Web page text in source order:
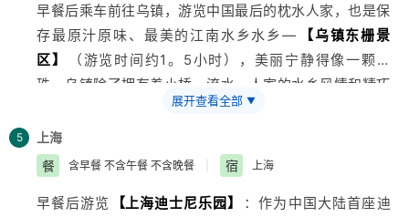
鱼”含红鱼池、孔雀园、御碑等景点。
早餐后乘车前往乌镇，游览中国最后的枕水人家，也是保
存最原汁原味、最美的江南水乡水乡—
【乌镇东栅景
区】
（游览时间约1。5小时），美丽宁静得像一颗珍
珠，乌镇除了拥有着小桥、流水、人家的水乡风情和精巧
雅致的民居建筑之外，更多地飘逸着一股浓郁的历史和文
化气息，可参观酿酒坊、蓝印花布坊、矛盾故居、江南百
床馆、励志书院等景点。参观AAA级 旅游
绣天地蚕桑博览园（约1.5小时），乘车赴国际化大都市
——上海(车程约1.5小时)。赠送游览中国十大影视基地之
展开查看全部 ▼
5
上海
餐
含早餐 不含午餐 不含晚餐 宿 上海
早餐后游览 【上海迪士尼乐园】
：作为中国大陆首座迪